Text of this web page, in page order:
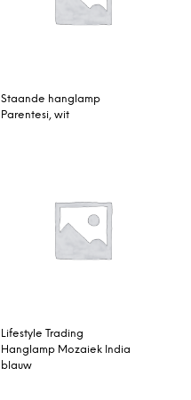
Staande hanglamp
Parentesi, wit
Lifestyle Trading
Hanglamp Mozaiek India
blauw